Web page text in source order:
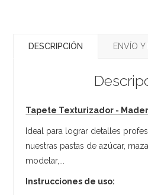
DESCRIPCIÓN ENVÍO Y
Tapete Texturizador -
Ideal para lograr detalles
nuestras pastas de azúcar,
modelar,...
Instrucciones de uso: